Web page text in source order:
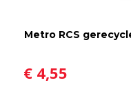
Metro RCS
€ 4,55